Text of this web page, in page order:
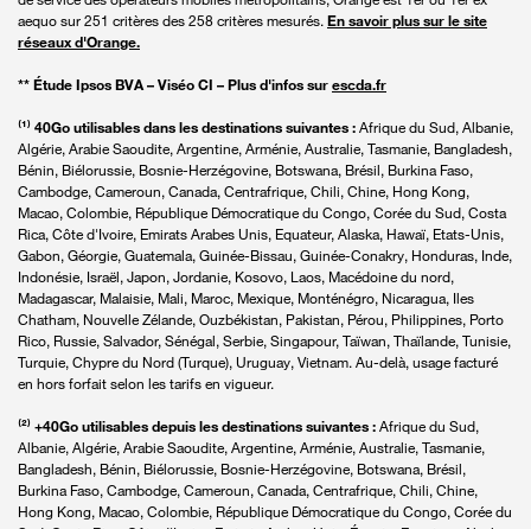
aequo sur 251 critères des 258 critères mesurés. En savoir plus sur le site
réseaux d'Orange.
** Étude Ipsos BVA – Viséo CI – Plus d'infos sur escda.fr
⁽¹⁾ 40Go utilisables dans les destinations suivantes : Afrique du Sud, Albanie,
Algérie, Arabie Saoudite, Argentine, Arménie, Australie, Tasmanie, Bangladesh,
Bénin, Biélorussie, Bosnie-Herzégovine, Botswana, Brésil, Burkina Faso,
Cambodge, Cameroun, Canada, Centrafrique, Chili, Chine, Hong Kong,
Macao, Colombie, République Démocratique du Congo, Corée du Sud, Costa
Rica, Côte d'Ivoire, Emirats Arabes Unis, Equateur, Alaska, Hawaï, Etats-Unis,
Gabon, Géorgie, Guatemala, Guinée-Bissau, Guinée-Conakry, Honduras, Inde,
Indonésie, Israël, Japon, Jordanie, Kosovo, Laos, Macédoine du nord,
Madagascar, Malaisie, Mali, Maroc, Mexique, Monténégro, Nicaragua, Iles
Chatham, Nouvelle Zélande, Ouzbékistan, Pakistan, Pérou, Philippines, Porto
Rico, Russie, Salvador, Sénégal, Serbie, Singapour, Taïwan, Thaïlande, Tunisie,
Turquie, Chypre du Nord (Turque), Uruguay, Vietnam. Au-delà, usage facturé
en hors forfait selon les tarifs en vigueur.
⁽²⁾ +40Go utilisables depuis les destinations suivantes : Afrique du Sud,
Albanie, Algérie, Arabie Saoudite, Argentine, Arménie, Australie, Tasmanie,
Bangladesh, Bénin, Biélorussie, Bosnie-Herzégovine, Botswana, Brésil,
Burkina Faso, Cambodge, Cameroun, Canada, Centrafrique, Chili, Chine,
Hong Kong, Macao, Colombie, République Démocratique du Congo, Corée du